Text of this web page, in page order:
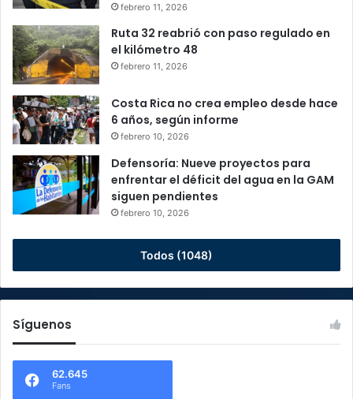
febrero 11, 2026
Ruta 32 reabrió con paso regulado en
el kilómetro 48
febrero 11, 2026
Costa Rica no crea empleo desde hace
6 años, según informe
febrero 10, 2026
Defensoría: Nueve proyectos para
enfrentar el déficit del agua en la GAM
siguen pendientes
febrero 10, 2026
Todos (1048)
Síguenos
62.645
Fans